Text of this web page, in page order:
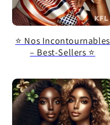
⭐ Nos Incontournables
– Best-Sellers ⭐